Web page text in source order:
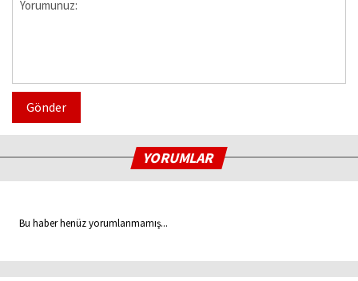
Gönder
YORUMLAR
Bu haber henüz yorumlanmamış...